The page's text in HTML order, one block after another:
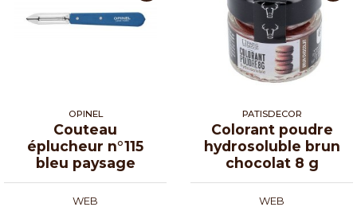
OPINEL
Couteau
éplucheur n°115
bleu paysage
WEB
PATISDECOR
Colorant poudre
hydrosoluble brun
chocolat 8 g
WEB